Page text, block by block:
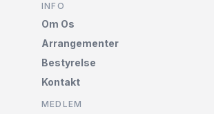
INFO
Om Os
Arrangementer
Bestyrelse
Kontakt
MEDLEM